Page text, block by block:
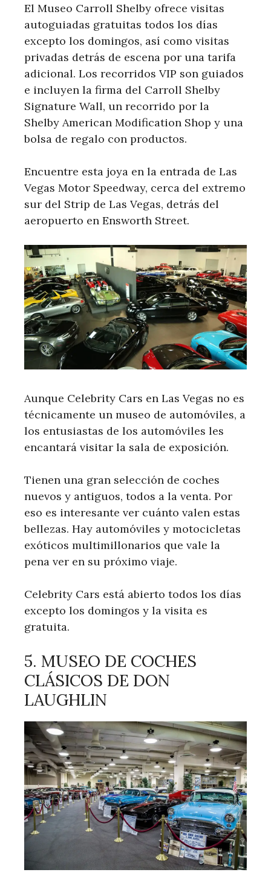
El Museo Carroll Shelby ofrece visitas
autoguiadas gratuitas todos los días
excepto los domingos, así como visitas
privadas detrás de escena por una tarifa
adicional. Los recorridos VIP son guiados
e incluyen la firma del Carroll Shelby
Signature Wall, un recorrido por la
Shelby American Modification Shop y una
bolsa de regalo con productos.
Encuentre esta joya en la entrada de Las
Vegas Motor Speedway, cerca del extremo
sur del Strip de Las Vegas, detrás del
aeropuerto en Ensworth Street.
Aunque Celebrity Cars en Las Vegas no es
técnicamente un museo de automóviles, a
los entusiastas de los automóviles les
encantará visitar la sala de exposición.
Tienen una gran selección de coches
nuevos y antiguos, todos a la venta. Por
eso es interesante ver cuánto valen estas
bellezas. Hay automóviles y motocicletas
exóticos multimillonarios que vale la
pena ver en su próximo viaje.
Celebrity Cars está abierto todos los días
excepto los domingos y la visita es
gratuita.
5. MUSEO DE COCHES
CLÁSICOS DE DON
LAUGHLIN